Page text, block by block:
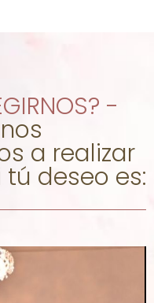
-
a realizar
deseo es: